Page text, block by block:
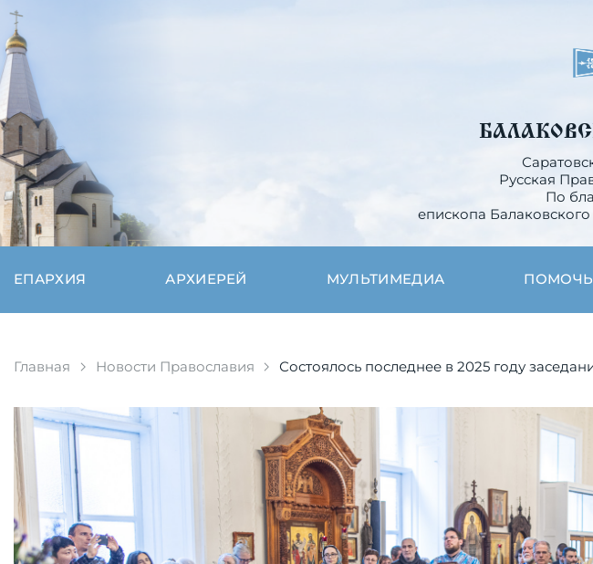
Русская
По
епископа
ЕПАРХИЯ АРХИЕРЕЙ МУЛЬТИМЕДИА ПОМОЧЬ
Главная Новости Православия Состоялось последнее в 2025 году